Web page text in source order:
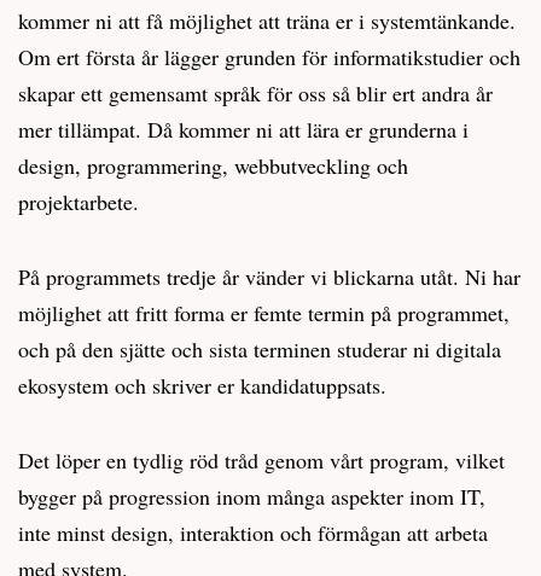
kommer ni att få möjlighet att träna er i systemtänkande.
Om ert första år lägger grunden för informatikstudier och
skapar ett gemensamt språk för oss så blir ert andra år
mer tillämpat. Då kommer ni att lära er grunderna i
design, programmering, webbutveckling och
projektarbete.
På programmets tredje år vänder vi blickarna utåt. Ni har
möjlighet att fritt forma er femte termin på programmet,
och på den sjätte och sista terminen studerar ni digitala
ekosystem och skriver er kandidatuppsats.
Det löper en tydlig röd tråd genom vårt program, vilket
bygger på progression inom många aspekter inom IT,
inte minst design, interaktion och förmågan att arbeta
med system.